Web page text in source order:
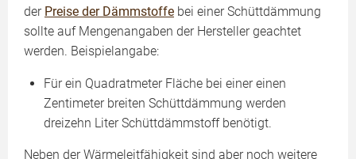
der Preise der Dämmstoffe bei einer Schüttdämmung
sollte auf Mengenangaben der Hersteller geachtet
werden. Beispielangabe:
Für ein Quadratmeter Fläche bei einer einen
Zentimeter breiten Schüttdämmung werden
dreizehn Liter Schüttdämmstoff benötigt.
Neben der Wärmeleitfähigkeit sind aber noch weitere